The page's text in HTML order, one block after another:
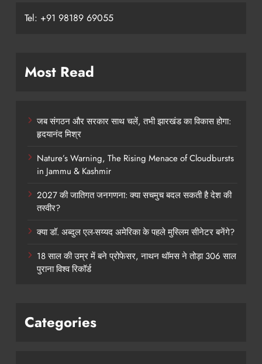
Tel: +91 98189 69055
Most Read
जब संगठन और सरकार साथ चलें, तभी झारखंड का विकास होगा:
हृदयानंद मिश्र
Nature’s Warning, The Rising Menace of Cloudbursts
in Jammu & Kashmir
2027 की जातिगत जनगणना: क्या सचमुच बदल सकती है देश की
तस्वीर?
क्या डॉ. अब्दुल एल-सय्यद अमेरिका के पहले मुस्लिम सीनेटर बनेंगे?
18 साल की उम्र में बने प्रोफेसर, नाथन थॉमस ने तोड़ा 306 साल
पुराना विश्व रिकॉर्ड
Categories